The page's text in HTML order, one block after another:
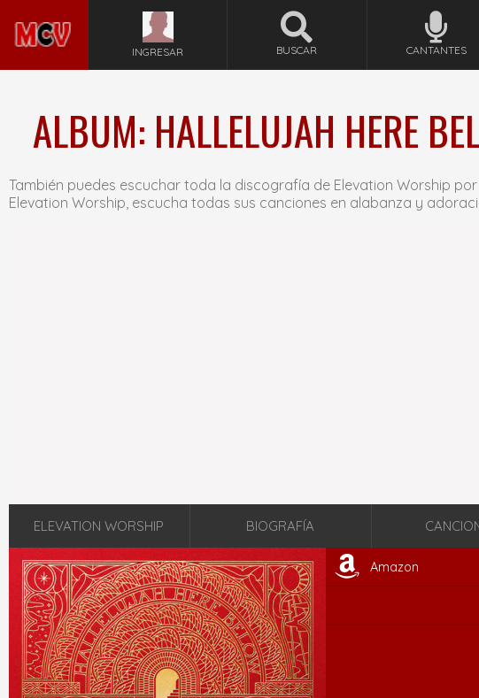
INGRESAR BUSCAR CANTANTES
ALBUM: HALLELUJAH HERE
También puedes escuchar toda la discografía de Elevation Worship
Elevation Worship, escucha todas sus canciones en alabanza y
ELEVATION WORSHIP BIOGRAFÍA
Amazon